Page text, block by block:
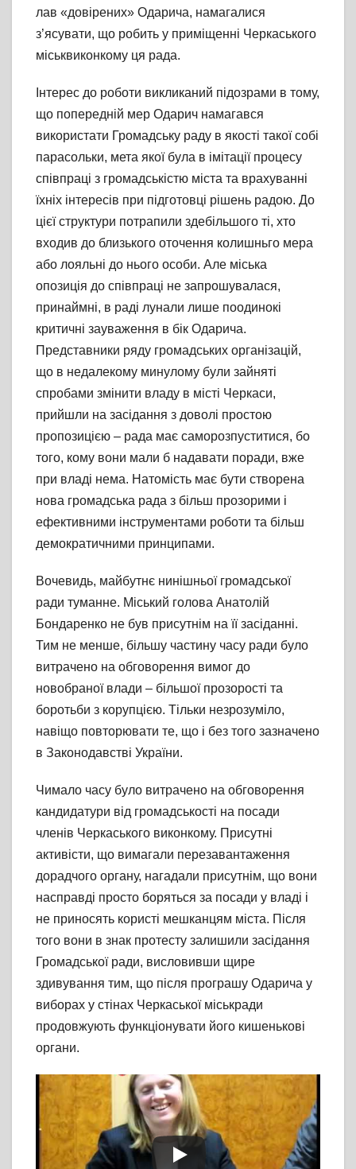
лав «довірених» Одарича, намагалися
з’ясувати, що робить у приміщенні Черкаського
міськвиконкому ця рада.
Інтерес до роботи викликаний підозрами в тому,
що попередній мер Одарич намагався
використати Громадську раду в якості такої собі
парасольки, мета якої була в імітації процесу
співпраці з громадськістю міста та врахуванні
їхніх інтересів при підготовці рішень радою. До
цієї структури потрапили здебільшого ті, хто
входив до близького оточення колишньго мера
або лояльні до нього особи. Але міська
опозиція до співпраці не запрошувалася,
принаймні, в раді лунали лише поодинокі
критичні зауваження в бік Одарича.
Представники ряду громадських організацій,
що в недалекому минулому були зайняті
спробами змінити владу в місті Черкаси,
прийшли на засідання з доволі простою
пропозицією – рада має саморозпуститися, бо
того, кому вони мали б надавати поради, вже
при владі нема. Натомість має бути створена
нова громадська рада з більш прозорими і
ефективними інструментами роботи та більш
демократичними принципами.
Вочевидь, майбутнє нинішньої громадської
ради туманне. Міський голова Анатолій
Бондаренко не був присутнім на її засіданні.
Тим не менше, більшу частину часу ради було
витрачено на обговорення вимог до
новобраної влади – більшої прозорості та
боротьби з корупцією. Тільки незрозуміло,
навіщо повторювати те, що і без того зазначено
в Законодавстві України.
Чимало часу було витрачено на обговорення
кандидатури від громадськості на посади
членів Черкаського виконкому. Присутні
активісти, що вимагали перезавантаження
дорадчого органу, нагадали присутнім, що вони
насправді просто боряться за посади у владі і
не приносять користі мешканцям міста. Після
того вони в знак протесту залишили засідання
Громадської ради, висловивши щире
здивування тим, що після програшу Одарича у
виборах у стінах Черкаської міськради
продовжують функціонувати його кишенькові
органи.